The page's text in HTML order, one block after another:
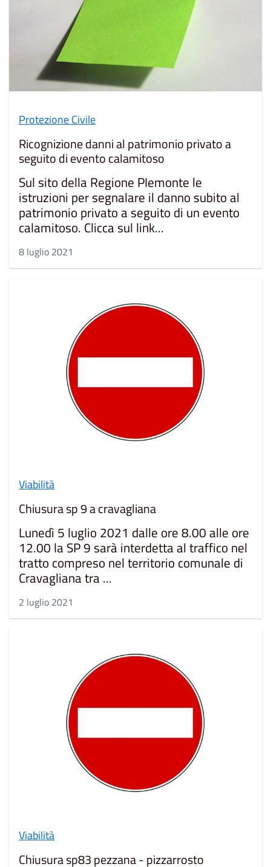
Protezione Civile
Ricognizione danni al patrimonio privato a
seguito di evento calamitoso
Sul sito della Regione PIemonte le
istruzioni per segnalare il danno subito al
patrimonio privato a seguito di un evento
calamitoso. Clicca sul link...
8 luglio 2021
Viabilità
Chiusura sp 9 a cravagliana
Lunedì 5 luglio 2021 dalle ore 8.00 alle ore
12.00 la SP 9 sarà interdetta al traffico nel
tratto compreso nel territorio comunale di
Cravagliana tra ...
2 luglio 2021
Viabilità
Chiusura sp83 pezzana - pizzarrosto